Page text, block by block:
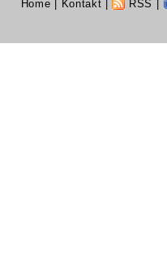
Home | Kontakt | RSS |